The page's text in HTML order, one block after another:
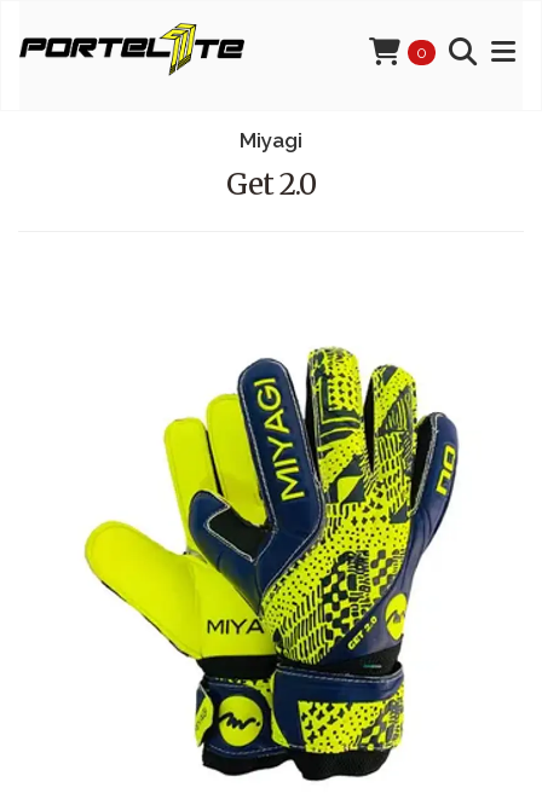
0
Miyagi
Get 2.0